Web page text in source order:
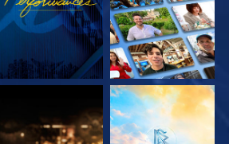
DÉCOUVRIR LES
DÉCOUVRIR LES